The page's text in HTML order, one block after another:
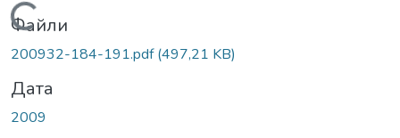
Вантажиться...
Файли
200932-184-191.pdf(497,21 KB)
Дата
2009